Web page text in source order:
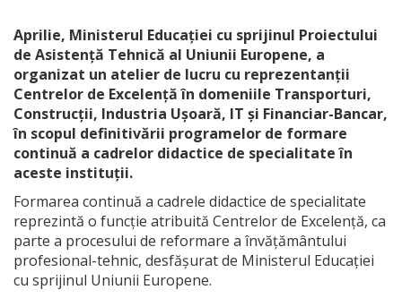
Aprilie, Ministerul Educației cu sprijinul Proiectului
de Asistență Tehnică al Uniunii Europene, a
organizat un atelier de lucru cu reprezentanții
Centrelor de Excelență în domeniile Transporturi,
Construcții, Industria Ușoară, IT și Financiar-Bancar,
în scopul definitivării programelor de formare
continuă a cadrelor didactice de specialitate în
aceste instituții.
Formarea continuă a cadrele didactice de specialitate
reprezintă o funcție atribuită Centrelor de Excelență, ca
parte a procesului de reformare a învățământului
profesional-tehnic, desfășurat de Ministerul Educației
cu sprijinul Uniunii Europene.